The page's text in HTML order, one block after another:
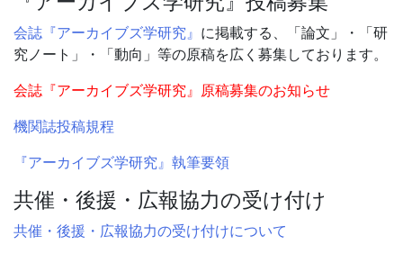
2026年4月20日
ニュース 大会会場での忘れ物のお知らせ
2026年3月4日
年度大会・総会開催概要および参加登録について
2026年2月16日
ニュース JSAS「登録アーキビスト資格制度の現状
とこれからを考えるフォーラム」のご案内
2026年2月15日
会誌『アーカイブズ学研究』 に掲載する、「論文」・「研
究ノート」・「動向」等の原稿を広く募集しております。
会誌『アーカイブズ学研究』原稿募集のお知らせ
機関誌投稿規程
『アーカイブズ学研究』執筆要領
共催・後援・広報協力の受け付け
共催・後援・広報協力の受け付けについて